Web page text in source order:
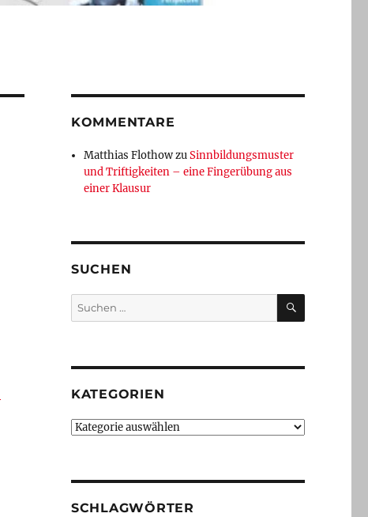
KOMMENTARE
Matthias FlothowzuSinnbildungsmuster
und Triftigkeiten – eine Fingerübung aus
einer Klausur
SUCHEN
Suchen
nach:
SUCHEN
KATEGORIEN
Kategorien
SCHLAGWÖRTER